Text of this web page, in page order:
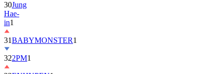
30Jung
Hae-
in1
31BABYMONSTER1
322PM1